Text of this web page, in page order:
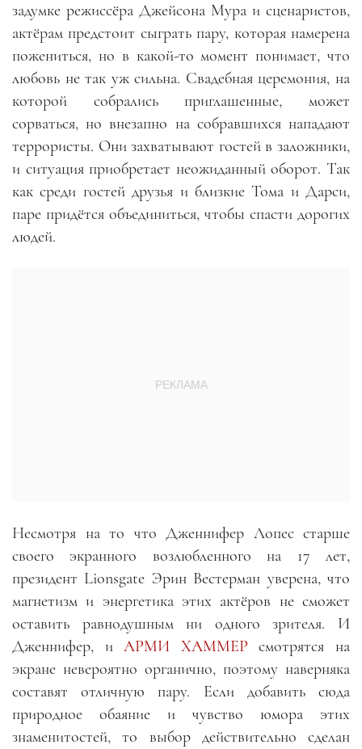
задумке режиссёра Джейсона Мура и сценаристов,
актёрам предстоит сыграть пару, которая намерена
пожениться, но в какой-то момент понимает, что
любовь не так уж сильна. Свадебная церемония, на
которой собрались приглашенные, может
сорваться, но внезапно на собравшихся нападают
террористы. Они захватывают гостей в заложники,
и ситуация приобретает неожиданный оборот. Так
как среди гостей друзья и близкие Тома и Дарси,
паре придётся объединиться, чтобы спасти дорогих
людей.
Несмотря на то что Дженнифер Лопес старше
своего экранного возлюбленного на 17 лет,
президент Lionsgate Эрин Вестерман уверена, что
магнетизм и энергетика этих актёров не сможет
оставить равнодушным ни одного зрителя. И
Дженнифер, иАРМИ ХАММЕР смотрятся на
экране невероятно органично, поэтому наверняка
составят отличную пару. Если добавить сюда
природное обаяние и чувство юмора этих
знаменитостей, то выбор действительно сделан